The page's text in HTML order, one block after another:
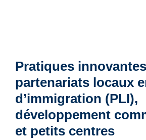
Pratiques
partenariats locaux
d’immigration (PLI),
développement
et petits centres